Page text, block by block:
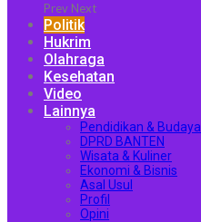
Prev Next
Politik
Hukrim
Olahraga
Kesehatan
Video
Lainnya
Pendidikan & Budaya
DPRD BANTEN
Wisata & Kuliner
Ekonomi & Bisnis
Asal Usul
Profil
Opini